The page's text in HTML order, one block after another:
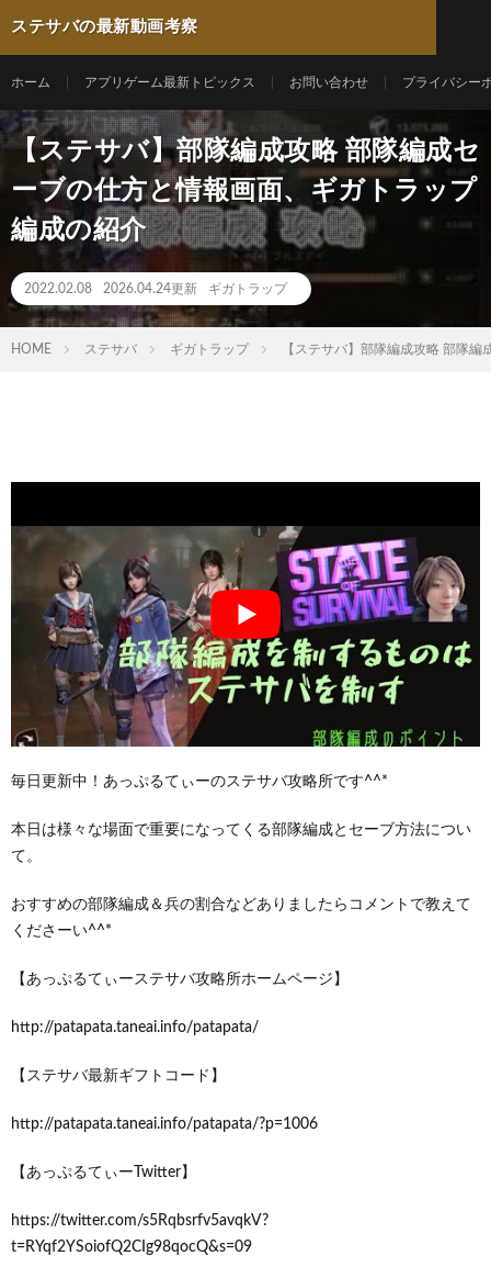
ステサバの最新動画考察
ホーム アプリゲーム最新トピックス お問い合わせ プライバシー
【ステサバ】部隊編成攻略 部隊編成セ
ーブの仕方と情報画面、ギガトラップ
編成の紹介
2022.02.08 2026.04.24更新 ギガトラップ
HOME ステサバ ギガトラップ 【ステサバ】部隊編成攻略 部隊
毎日更新中！あっぷるてぃーのステサバ攻略所です^^*
本日は様々な場面で重要になってくる部隊編成とセーブ方法につい
て。
おすすめの部隊編成＆兵の割合などありましたらコメントで教えて
くださーい^^*
【あっぷるてぃーステサバ攻略所ホームページ】
http://patapata.taneai.info/patapata/
【ステサバ最新ギフトコード】
http://patapata.taneai.info/patapata/?p=1006
【あっぷるてぃーTwitter】
https://twitter.com/s5Rqbsrfv5avqkV?
t=RYqf2YSoiofQ2CIg98qocQ&s=09